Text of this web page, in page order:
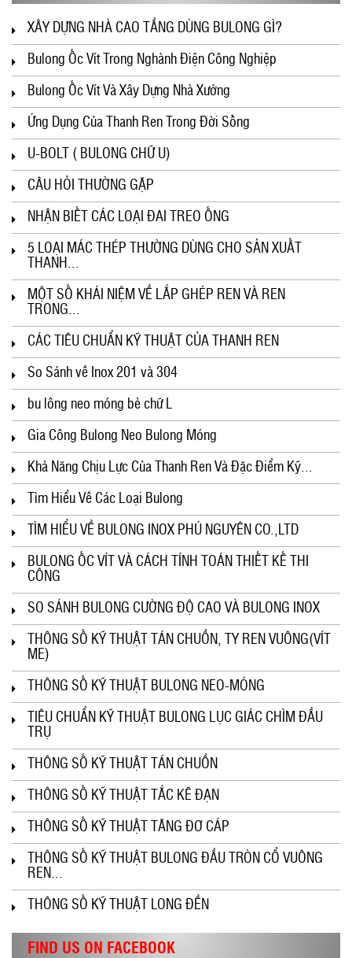
XÂY DỰNG NHÀ CAO TẦNG DÙNG BULONG GÌ?
Bulong Ốc Vít Trong Nghành Điện Công Nghiệp
Bulong Ốc Vít Và Xây Dựng Nhà Xưởng
Ứng Dụng Của Thanh Ren Trong Đời Sống
U-BOLT ( BULONG CHỮ U)
CÂU HỎI THƯỜNG GẶP
NHẬN BIẾT CÁC LOẠI ĐAI TREO ỐNG
5 LOẠI MÁC THÉP THƯỜNG DÙNG CHO SẢN XUẤT
THANH...
MỘT SỐ KHÁI NIỆM VỀ LẮP GHÉP REN VÀ REN
TRONG...
CÁC TIÊU CHUẨN KỸ THUẬT CỦA THANH REN
So Sánh về Inox 201 và 304
bu lông neo móng bẻ chữ L
Gia Công Bulong Neo Bulong Móng
Khả Năng Chịu Lực Của Thanh Ren Và Đặc Điểm Kỹ...
Tìm Hiểu Về Các Loại Bulong
TÌM HIỂU VỀ BULONG INOX PHÚ NGUYÊN CO.,LTD
BULONG ỐC VÍT VÀ CÁCH TÍNH TOÁN THIẾT KẾ THI
CÔNG
SO SÁNH BULONG CƯỜNG ĐỘ CAO VÀ BULONG INOX
THÔNG SỐ KỸ THUẬT TÁN CHUỒN, TY REN VUÔNG(VÍT
ME)
THÔNG SỐ KỸ THUẬT BULONG NEO-MÓNG
TIÊU CHUẨN KỸ THUẬT BULONG LỤC GIÁC CHÌM ĐẦU
TRỤ
THÔNG SỐ KỸ THUẬT TÁN CHUỒN
THÔNG SỐ KỸ THUẬT TẮC KÊ ĐẠN
THÔNG SỐ KỸ THUẬT TĂNG ĐƠ CÁP
THÔNG SỐ KỸ THUẬT BULONG ĐẦU TRÒN CỔ VUÔNG
REN...
THÔNG SỐ KỸ THUẬT LONG ĐỀN
FIND US ON FACEBOOK